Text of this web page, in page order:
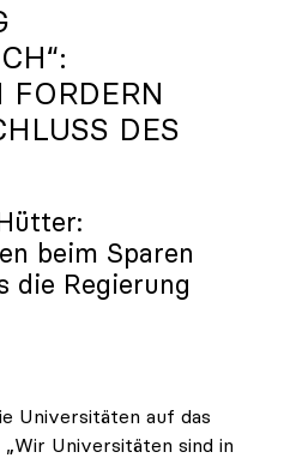
FORDERN
DES
beim Sparen
die Regierung
Universitäten auf das
Universitäten sind in